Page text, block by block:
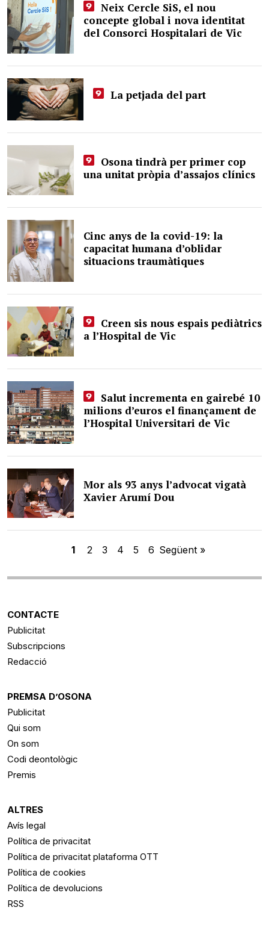
Neix Cercle SiS, el nou
concepte global i nova identitat
del Consorci Hospitalari de Vic
La petjada del part
Osona tindrà per primer cop
una unitat pròpia d’assajos clínics
Cinc anys de la covid-19: la
capacitat humana d’oblidar
situacions traumàtiques
Creen sis nous espais pediàtrics
a l’Hospital de Vic
Salut incrementa en gairebé 10
milions d’euros el finançament de
l’Hospital Universitari de Vic
Mor als 93 anys l’advocat vigatà
Xavier Arumí Dou
1 2 3 4 5 6 Següent »
CONTACTE
Publicitat
Subscripcions
Redacció
PREMSA D’OSONA
Publicitat
Qui som
On som
Codi deontològic
Premis
ALTRES
Avís legal
Política de privacitat
Política de privacitat plataforma OTT
Política de cookies
Política de devolucions
RSS